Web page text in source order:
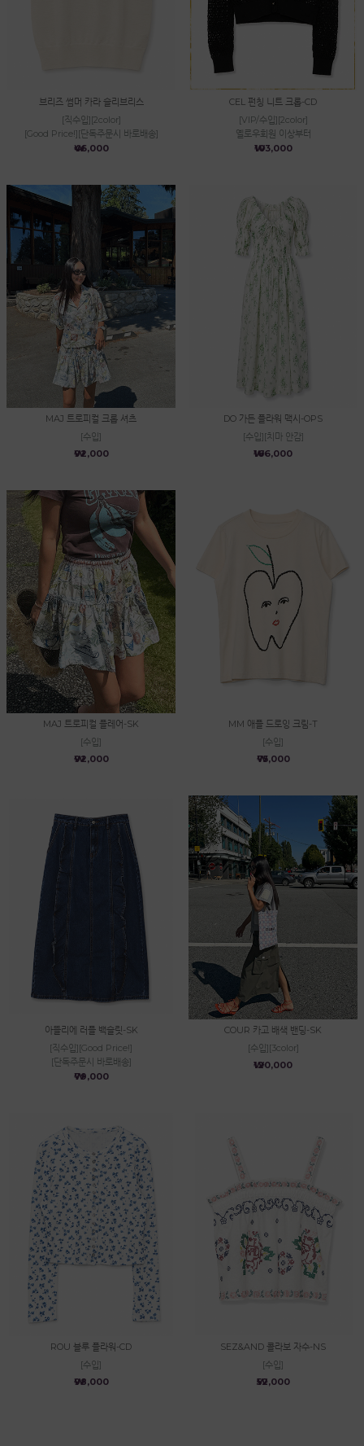
브리즈 썸머 카라 슬리브리스
[직수입][2color]
[Good Price!][단독주문시 바로배송]
₩46,000
CEL 펀칭 니트 크롭-CD
[VIP/수입][2color]
옐로우회원 이상부터
₩103,000
MAJ 트로피컬 크롭 셔츠
[수입]
₩92,000
DO 가든 플라워 맥시-OPS
[수입][치마 안감]
₩166,000
MAJ 트로피컬 플레어-SK
[수입]
₩92,000
MM 애플 드로잉 크림-T
[수입]
₩75,000
아뜰리에 러플 백슬릿-SK
[직수입][Good Price!]
[단독주문시 바로배송]
₩79,000
COUR 카고 배색 밴딩-SK
[수입][3color]
₩120,000
ROU 블루 플라워-CD
[수입]
₩98,000
SEZ&AND 콜라보 자수-NS
[수입]
₩52,000